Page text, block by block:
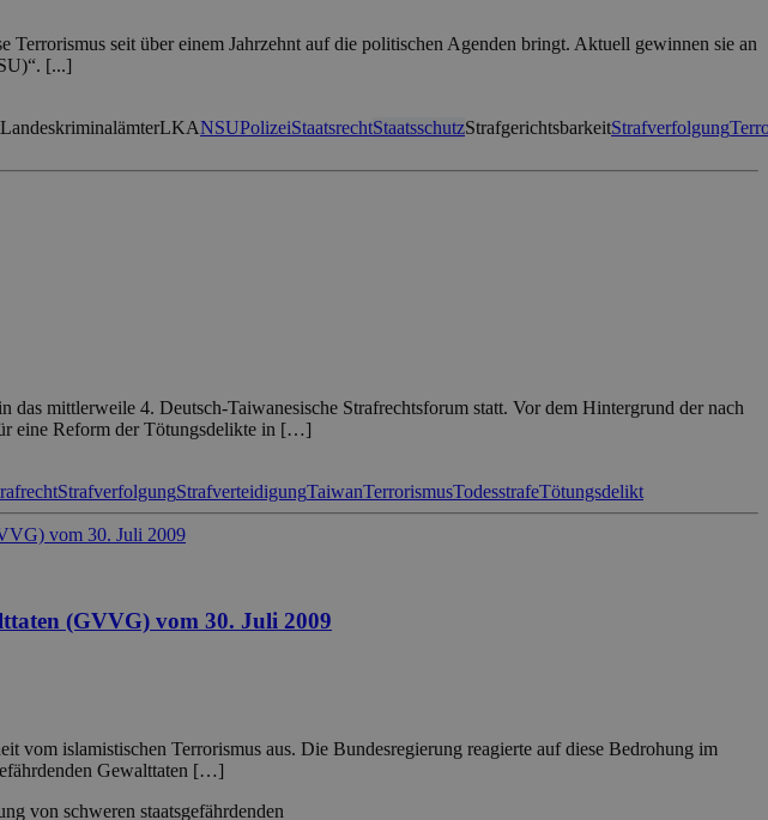
seit über einem Jahrzehnt auf die politischen Agenden bringt. Aktuell gewinnen sie an
[...]
LandeskriminalämterLKANSUPolizeiStaatsrechtStaatsschutzStrafgerichtsbarkeitStrafverfolgung
mittlerweile 4. Deutsch-Taiwanesische Strafrechtsforum statt. Vor dem Hintergrund der nach
eine Reform der Tötungsdelikte in […]
StrafverfolgungStrafverteidigungTaiwanTerrorismusTodesstrafeTötungsdelikt
(GVVG) vom 30. Juli 2009
vom islamistischen Terrorismus aus. Die Bundesregierung reagierte auf diese Bedrohung im
Gewalttaten […]
von schweren staatsgefährdenden